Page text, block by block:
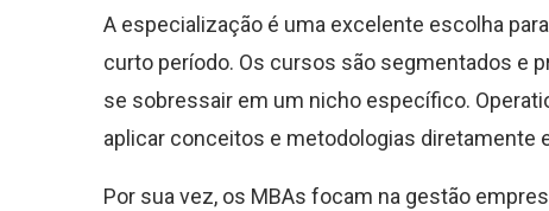
A especialização é uma excelente escolha
curto período. Os cursos são segmentados e
se sobressair em um nicho específico.
aplicar conceitos e metodologias diretamente
Por sua vez, os MBAs focam na gestão